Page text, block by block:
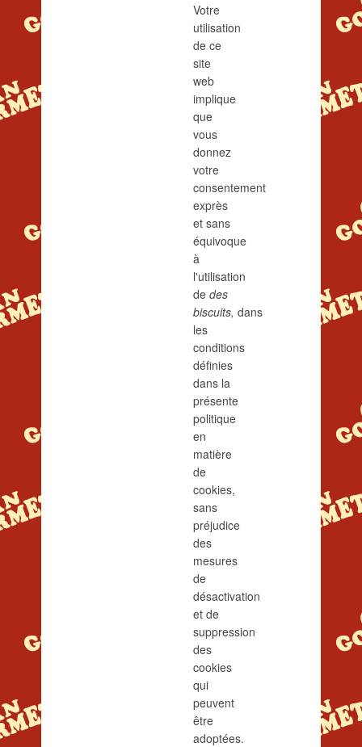
Votre
utilisation
de ce
site
web
implique
que
vous
donnez
votre
consentement
exprès
et sans
équivoque
à
l'utilisation
de des
biscuits, dans
les
conditions
définies
dans la
présente
politique
en
matière
de
cookies,
sans
préjudice
des
mesures
de
désactivation
et de
suppression
des
cookies
qui
peuvent
être
adoptées.